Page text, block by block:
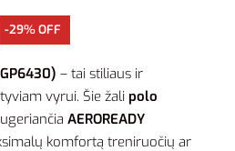
-29% OFF
– tai stiliaus ir
vyrui. Šie žali polo
AEROREADY
komfortą treniruočių ar